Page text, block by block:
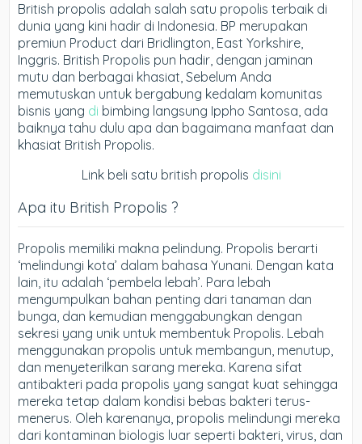
British propolis adalah salah satu propolis terbaik di
dunia yang kini hadir di Indonesia. BP merupakan
premiun Product dari Bridlington, East Yorkshire,
Inggris. British Propolis pun hadir, dengan jaminan
mutu dan berbagai khasiat, Sebelum Anda
memutuskan untuk bergabung kedalam komunitas
bisnis yang di bimbing langsung Ippho Santosa, ada
baiknya tahu dulu apa dan bagaimana manfaat dan
khasiat British Propolis.
Link beli satu british propolis disini
Apa itu British Propolis ?
Propolis memiliki makna pelindung. Propolis berarti
‘melindungi kota’ dalam bahasa Yunani. Dengan kata
lain, itu adalah ‘pembela lebah’. Para lebah
mengumpulkan bahan penting dari tanaman dan
bunga, dan kemudian menggabungkan dengan
sekresi yang unik untuk membentuk Propolis. Lebah
menggunakan propolis untuk membangun, menutup,
dan menyeterilkan sarang mereka. Karena sifat
antibakteri pada propolis yang sangat kuat sehingga
mereka tetap dalam kondisi bebas bakteri terus-
menerus. Oleh karenanya, propolis melindungi mereka
dari kontaminan biologis luar seperti bakteri, virus, dan